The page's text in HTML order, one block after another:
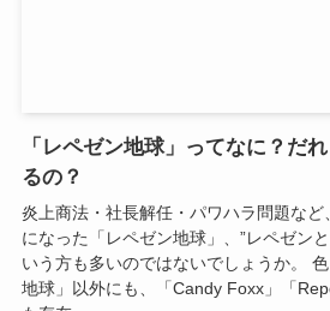
「レペゼン地球」ってなに？だ
るの？
炎上商法・社長解任・パワハラ問題な
になった「レペゼン地球」、”レペゼン
いう方も多いのではないでしょうか。
地球」以外にも、「Candy Foxx」「